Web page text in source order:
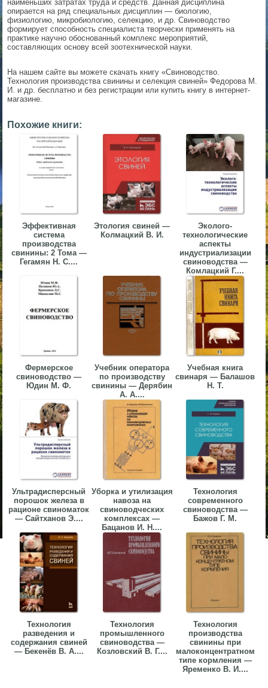
наименьших затратах труда и средств. Данная дисциплина
опирается на ряд специальных дисциплин — биологию,
физиологию, микробиологию, селекцию, и др. Свиноводство
формирует способность специалиста творчески применять на
практике научно обоснованный комплекс мероприятий,
составляющих основу всей зоотехнической науки.
На нашем сайте вы можете скачать книгу «Свиноводство.
Технология производства свинины и селекция свиней» Федорова М.
И. и др. бесплатно и без регистрации или купить книгу в интернет-
магазине.
Похожие книги:
Эффективная
система
производства
свинины: 2 Тома —
Гегамян Н. С....
Этология свиней —
Колмацкий В. И.
Эколого-
технологические
аспекты
индустриализации
свиноводства —
Комлацкий Г....
Фермерское
свиноводство —
Юдин М. Ф.
Учебник оператора
по производству
свинины — Дерябин
А. А....
Учебная книга
свинаря — Балашов
Н. Т.
Ультрадисперсный
порошок железа в
рационе свиноматок
— Сайтханов Э....
Уборка и утилизация
навоза на
свиноводческих
комплексах —
Бацанов И. Н....
Технология
современного
свиноводства —
Бажов Г. М.
Технология
разведения и
содержания свиней
— Бекенёв В. А....
Технология
промышленного
свиноводства —
Козловский В. Г....
Технология
производства
свинины при
малоконцентратном
типе кормления —
Яременко В. И....
▼
▼